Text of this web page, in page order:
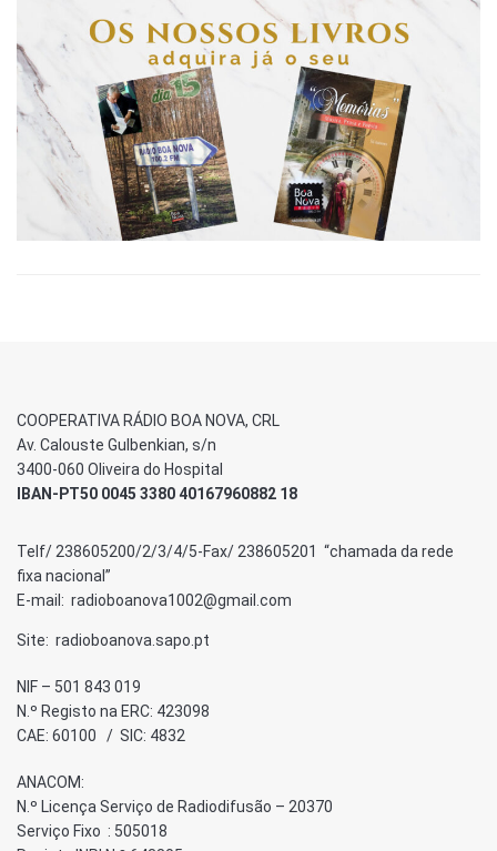
COOPERATIVA RÁDIO BOA NOVA, CRL
Av. Calouste Gulbenkian, s/n
3400-060 Oliveira do Hospital
IBAN-PT50 0045 3380 40167960882 18
Telf/ 238605200/2/3/4/5-Fax/ 238605201 “chamada da rede
fixa nacional”
E-mail: radioboanova1002@gmail.com
Site: radioboanova.sapo.pt
NIF – 501 843 019
N.º Registo na ERC: 423098
CAE: 60100 / SIC: 4832
ANACOM:
N.º Licença Serviço de Radiodifusão – 20370
Serviço Fixo : 505018